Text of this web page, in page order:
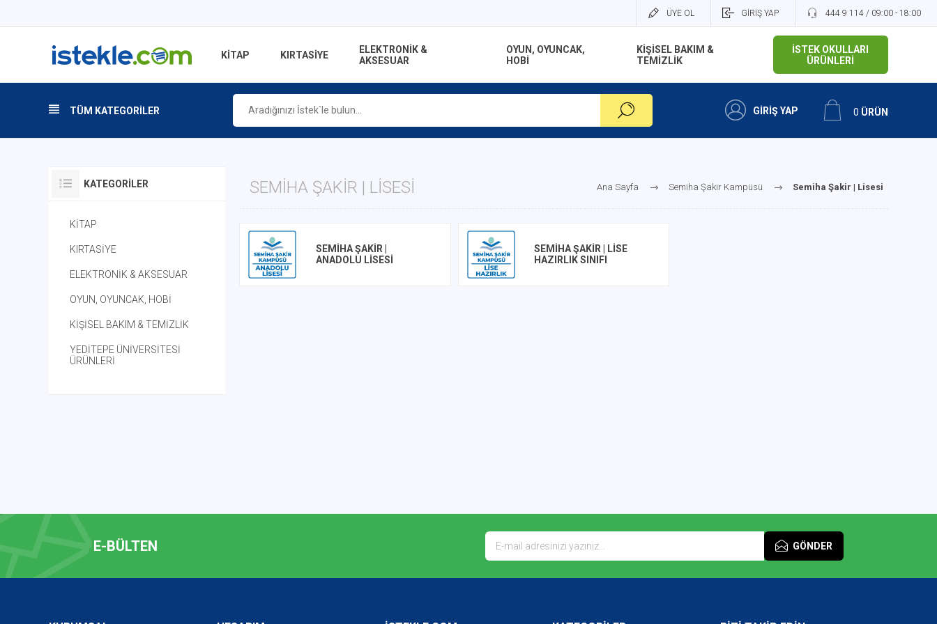
ÜYE OL GİRİŞ YAP 444 9 114 / 09:00 - 18:00
KİTAP KIRTASİYE
ELEKTRONİK &
AKSESUAR
OYUN, OYUNCAK,
HOBİ
KİŞİSEL BAKIM &
TEMİZLİK
İSTEK OKULLARI
ÜRÜNLERİ
TÜM KATEGORİLER GİRİŞ YAP 0 ÜRÜN
Ana Sayfa Semiha Şakir Kampüsü Semiha Şakir | Lisesi
SEMIHA ŞAKIR | LISESI
SEMIHA ŞAKIR |
ANADOLU LISESI
SEMIHA ŞAKIR | LISE
HAZIRLIK SINIFI
KATEGORILER
KİTAP
KIRTASİYE
ELEKTRONİK & AKSESUAR
OYUN, OYUNCAK, HOBİ
KİŞİSEL BAKIM & TEMİZLİK
YEDİTEPE ÜNİVERSİTESİ
ÜRÜNLERİ
E-BÜLTEN GÖNDER